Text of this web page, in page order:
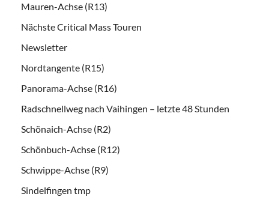
Mauren-Achse (R13)
Nächste Critical Mass Touren
Newsletter
Nordtangente (R15)
Panorama-Achse (R16)
Radschnellweg nach Vaihingen – letzte 48 Stunden
Schönaich-Achse (R2)
Schönbuch-Achse (R12)
Schwippe-Achse (R9)
Sindelfingen tmp